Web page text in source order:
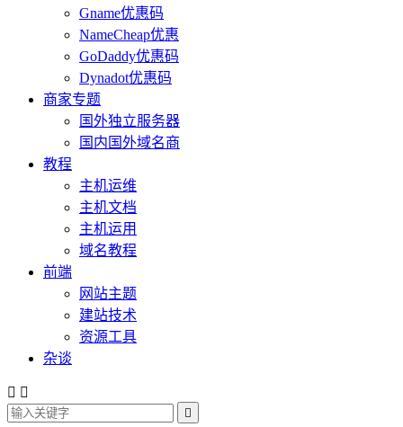
Gname优惠码
NameCheap优惠
GoDaddy优惠码
Dynadot优惠码
商家专题
国外独立服务器
国内国外域名商
教程
主机运维
主机文档
主机运用
域名教程
前端
网站主题
建站技术
资源工具
杂谈
 
